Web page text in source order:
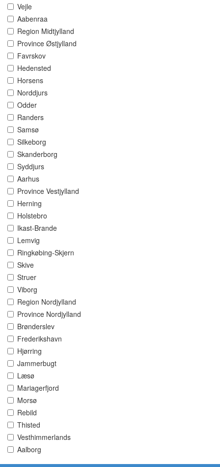
Vejle
Aabenraa
Region Midtjylland
Province Østjylland
Favrskov
Hedensted
Horsens
Norddjurs
Odder
Randers
Samsø
Silkeborg
Skanderborg
Syddjurs
Aarhus
Province Vestjylland
Herning
Holstebro
Ikast-Brande
Lemvig
Ringkøbing-Skjern
Skive
Struer
Viborg
Region Nordjylland
Province Nordjylland
Brønderslev
Frederikshavn
Hjørring
Jammerbugt
Læsø
Mariagerfjord
Morsø
Rebild
Thisted
Vesthimmerlands
Aalborg